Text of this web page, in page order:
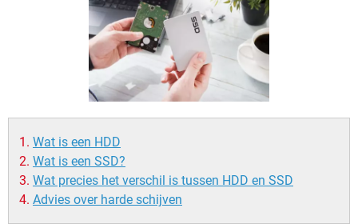
Wat is een HDD
Wat is een SSD?
Wat precies het verschil is tussen HDD en SSD
Advies over harde schijven